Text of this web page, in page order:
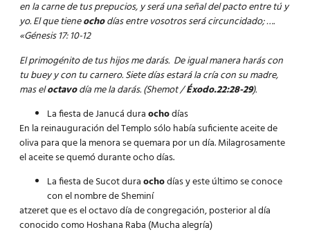
en la carne de tus prepucios, y será una señal del pacto entre tú y
yo. El que tieneochodías entre vosotros será circuncidado; ….
«Génesis 17: 10-12
El primogénito de tus hijos me darás. De igual manera harás con
tu buey y con tu carnero. Siete días estará la cría con su madre,
mas eloctavodía me la darás.(Shemot /Éxodo.22:28-29).
La fiesta de Janucá duraochodías
En la reinauguración del Templo sólo había suficiente aceite de
oliva para que la menora se quemara por un día. Milagrosamente
el aceite se quemó durante ocho días.
La fiesta de Sucot duraochodías y este último se conoce
con el nombre de Sheminí
atzeret que es el octavo día de congregación, posterior al día
conocido como Hoshana Raba (Mucha alegría)